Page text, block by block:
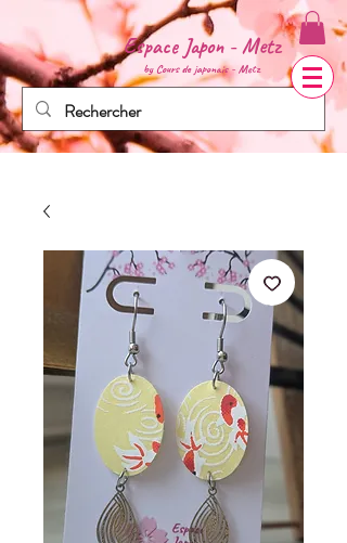
Espace Japon - Metz
by Cours dejaponais - Metz